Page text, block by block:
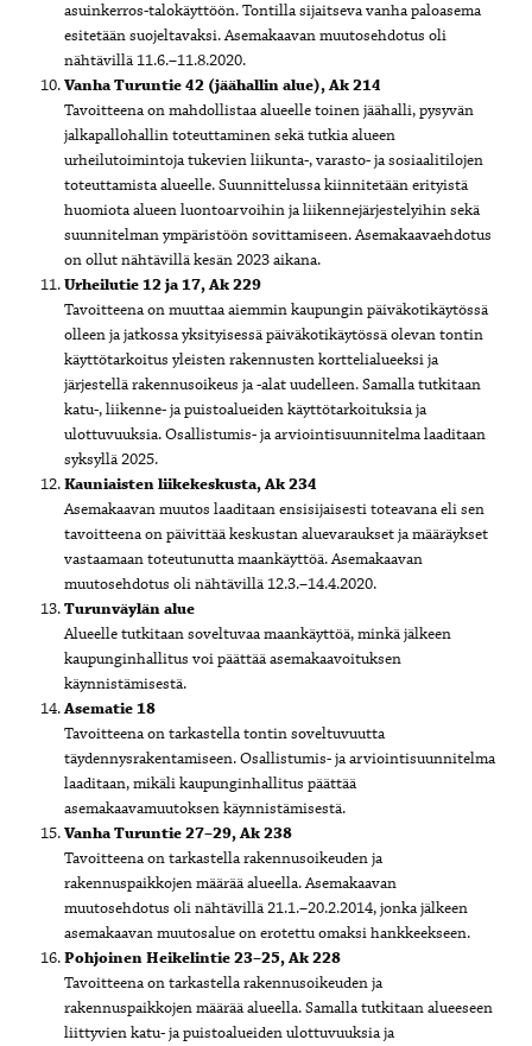
asuinkerros-talokäyttöön. Tontilla sijaitseva vanha paloasema
esitetään suojeltavaksi. Asemakaavan muutosehdotus oli
nähtävillä 11.6.–11.8.2020.
Vanha Turuntie 42 (jäähallin alue), Ak 214
Tavoitteena on mahdollistaa alueelle toinen jäähalli, pysyvän
jalkapallohallin toteuttaminen sekä tutkia alueen
urheilutoimintoja tukevien liikunta-, varasto- ja sosiaalitilojen
toteuttamista alueelle. Suunnittelussa kiinnitetään erityistä
huomiota alueen luontoarvoihin ja liikennejärjestelyihin sekä
suunnitelman ympäristöön sovittamiseen. Asemakaavaehdotus
on ollut nähtävillä kesän 2023 aikana.
Urheilutie 12 ja 17, Ak 229
Tavoitteena on muuttaa aiemmin kaupungin päiväkotikäytössä
olleen ja jatkossa yksityisessä päiväkotikäytössä olevan tontin
käyttötarkoitus yleisten rakennusten korttelialueeksi ja
järjestellä rakennusoikeus ja -alat uudelleen. Samalla tutkitaan
katu-, liikenne- ja puistoalueiden käyttötarkoituksia ja
ulottuvuuksia. Osallistumis- ja arviointisuunnitelma laaditaan
syksyllä 2025.
Kauniaisten liikekeskusta, Ak 234
Asemakaavan muutos laaditaan ensisijaisesti toteavana eli sen
tavoitteena on päivittää keskustan aluevaraukset ja määräykset
vastaamaan toteutunutta maankäyttöä. Asemakaavan
muutosehdotus oli nähtävillä 12.3.–14.4.2020.
Turunväylän alue
Alueelle tutkitaan soveltuvaa maankäyttöä, minkä jälkeen
kaupunginhallitus voi päättää asemakaavoituksen
käynnistämisestä.
Asematie 18
Tavoitteena on tarkastella tontin soveltuvuutta
täydennysrakentamiseen. Osallistumis- ja arviointisuunnitelma
laaditaan, mikäli kaupunginhallitus päättää
asemakaavamuutoksen käynnistämisestä.
Vanha Turuntie 27–29, Ak 238
Tavoitteena on tarkastella rakennusoikeuden ja
rakennuspaikkojen määrää alueella. Asemakaavan
muutosehdotus oli nähtävillä 21.1.–20.2.2014, jonka jälkeen
asemakaavan muutosalue on erotettu omaksi hankkeekseen.
Pohjoinen Heikelintie 23–25, Ak 228
Tavoitteena on tarkastella rakennusoikeuden ja
rakennuspaikkojen määrää alueella. Samalla tutkitaan alueeseen
liittyvien katu- ja puistoalueiden ulottuvuuksia ja